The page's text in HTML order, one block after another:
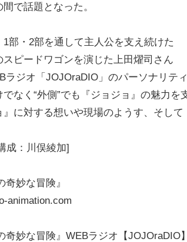
で話題となった。
部・2部を通して主人公を支え続けた
ピードワゴンを演じた上田燿司さん
ラジオ「JOJOraDIO」のパーソナリテ
なく“外側”でも『ジョジョ』の魅力を
に対する想いや現場のようす、そし
成：川俣綾加]
妙な冒険』
animation.com
妙な冒険』WEBラジオ【JOJOraDIO】